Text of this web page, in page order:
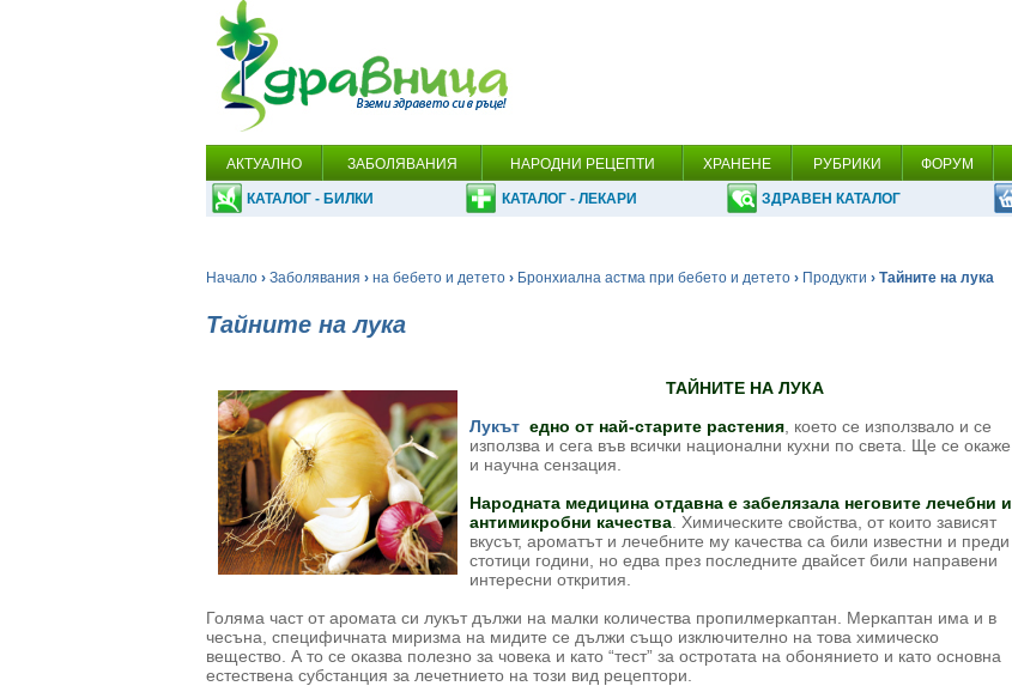
АКТУАЛНО ЗАБОЛЯВАНИЯ НАРОДНИ РЕЦЕПТИ ХРАНЕНЕ РУБРИКИ ФОРУМ
КАТАЛОГ - БИЛКИ КАТАЛОГ - ЛЕКАРИ ЗДРАВЕН КАТАЛОГ
Начало › Заболявания › на бебето и детето › Бронхиална астма при бебето и детето › Продукти › Тайните на лука
Тайните на лука
ТАЙНИТЕ НА ЛУКА
Лукът едно от най-старите растения , което се използвало и се
използва и сега във всички национални кухни по света. Ще се окаже
и научна сензация.
Народната медицина отдавна е забелязала неговите лечебни и
антимикробни качества . Химическите свойства, от които зависят
вкусът, ароматът и лечебните му качества са били известни и преди
стотици години, но едва през последните двайсет били направени
интересни открития.
Голяма част от аромата си лукът дължи на малки количества пропилмеркаптан. Меркаптан има и в
чесъна, специфичната миризма на мидите се дължи също изключително на това химическо
вещество. А то се оказва полезно за човека и като “тест” за остротата на обонянието и като основна
естествена субстанция за лечетнието на този вид рецептори.